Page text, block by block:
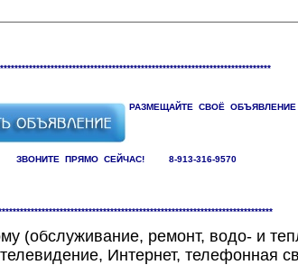
РАЗМЕЩАЙТЕ СВОЁ ОБЪЯВЛЕНИЕ
ЗВОНИТЕ ПРЯМО СЕЙЧАС! 8-913-316-9570
найти исчерпывающую
предоставляющих жилищно-
(обслуживание, ремонт, водо- и
Интернет, телефонная